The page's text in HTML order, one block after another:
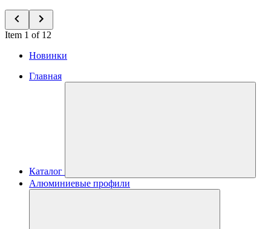
Item 1 of 12
Новинки
Главная
Каталог
Алюминиевые профили